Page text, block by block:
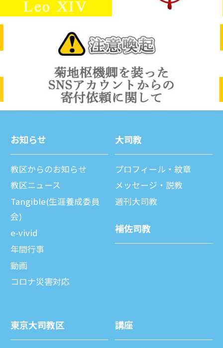
お知らせ
教区からのお知らせ
教区ニュース
Tangible(生涯養成委員
会)
e-vivid
年間⾏事
動画
コロナ災害対応
⼤司教
プロフィール・紋章
メッセージ・説教
週刊⼤司教
補佐司教
東京⼤司教区 講座